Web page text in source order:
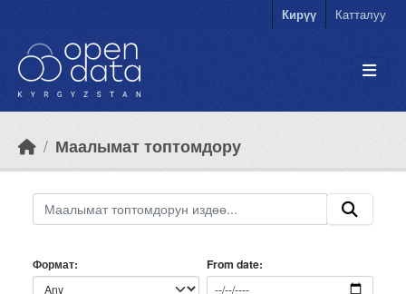
Кирүү Катталуу
Маалымат топтомдору
Формат From date